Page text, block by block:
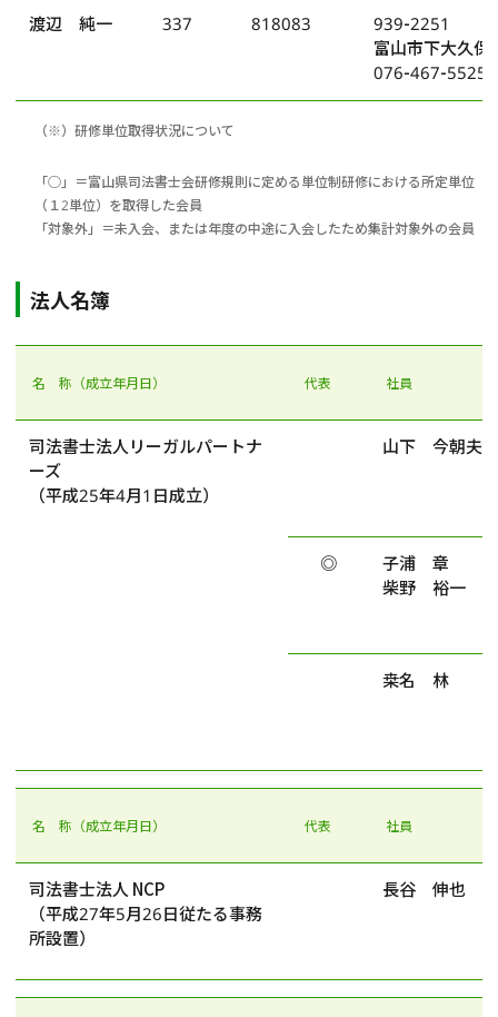
渡辺 純一 337 818083
939-2251
富山市下大久保
076-467-5525
（※）研修単位取得状況について
「○」＝富山県司法書士会研修規則に定める単位制研修における所定単位
（１2単位）を取得した会員
「対象外」＝未入会、または年度の中途に入会したため集計対象外の会員
法人名簿
名 称（成立年月日） 代表 社員
司法書士法人リーガルパートナ
ーズ
（平成25年4月1日成立）
山下 今朝夫
◎
子浦 章
柴野 裕一
桒名 林
名 称（成立年月日） 代表 社員
司法書士法人 NCP
（平成27年5月26日従たる事務
所設置）
長谷 伸也